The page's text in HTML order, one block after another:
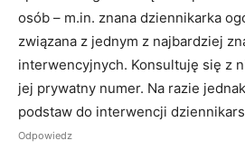
osób – m.in. znana dziennikarka
związana z jednym z najbardziej
interwencyjnych. Konsultuję się z
jej prywatny numer. Na razie
podstaw do interwencji
Odpowiedz